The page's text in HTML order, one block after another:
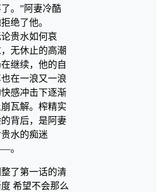
。”阿妻冷酷
绝了他。
贵水如何哀
无休止的高潮
继续，他的自
在一浪又一浪
快感冲击下逐渐
瓦解。榨精实
背后，是阿妻
水的痴迷
。
了第一话的清
度 希望不会那么